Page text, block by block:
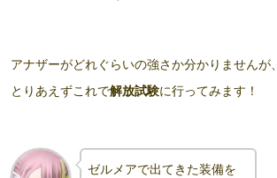
アナザーがどれぐらいの強さか分かりませんが、
とりあえずこれで解放試験に行ってみます！
ゼルメアで出てきた装備を